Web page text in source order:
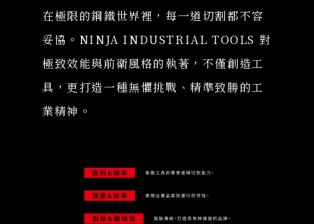
在極限的鋼鐵世界裡，每一道切割都不容
妥協。NINJA INDUSTRIAL TOOLS 對
極致效能與前衛風格的執著，不僅創造工
具，更打造一種無懼挑戰、精準致勝的工
業精神。